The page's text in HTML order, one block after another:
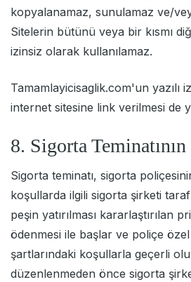
kopyalanamaz, sunulamaz ve/
Sitelerin bütünü veya bir kısmı
izinsiz olarak kullanılamaz.
Tamamlayicisaglik.com'un yazılı
internet sitesine link verilmesi de
8. Sigorta Teminatının
Sigorta teminatı, sigorta
koşullarda ilgili sigorta şirketi
peşin yatırılması kararlaştırılan
ödenmesi ile başlar ve poliçe
şartlarındaki koşullarla geçerli
düzenlenmeden önce sigorta